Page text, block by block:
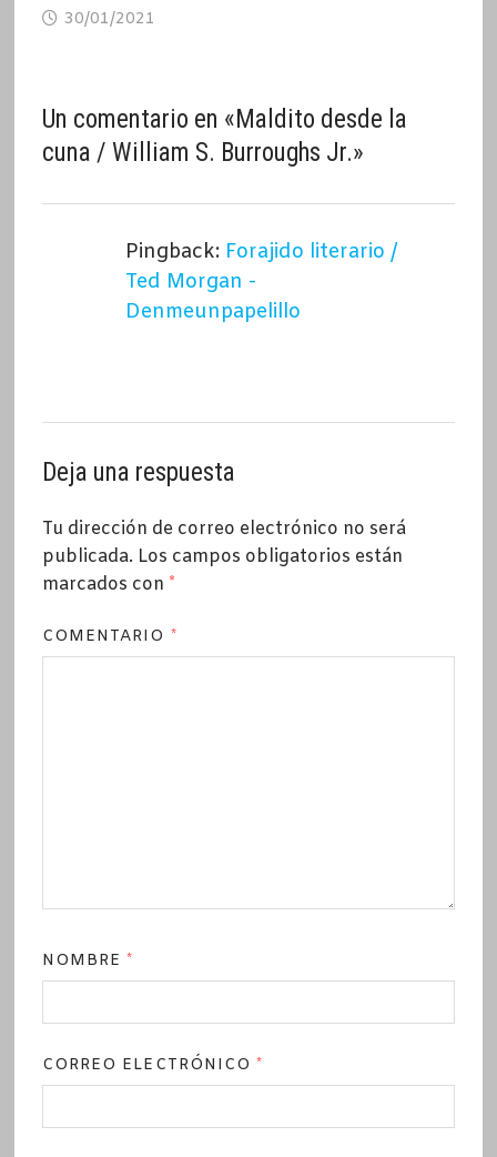
30/01/2021
Un comentario en «Maldito desde la
cuna / William S. Burroughs Jr.»
Pingback: Forajido literario /
Ted Morgan -
Denmeunpapelillo
Deja una respuesta
Tu dirección de correo electrónico no será
publicada. Los campos obligatorios están
marcados con *
COMENTARIO *
NOMBRE*
CORREO ELECTRÓNICO*